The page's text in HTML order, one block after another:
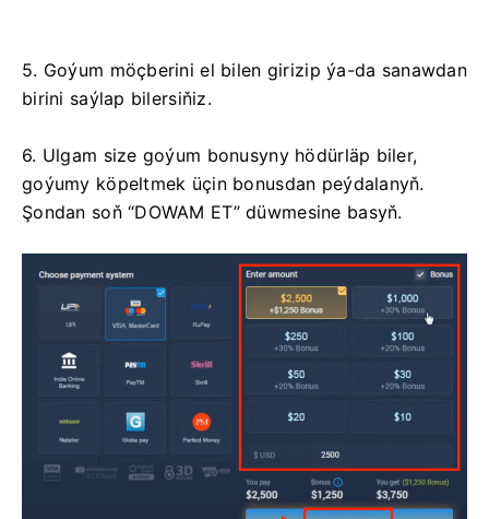
5. Goýum möçberini el bilen girizip ýa-da sanawdan
birini saýlap bilersiňiz.
6. Ulgam size goýum bonusyny hödürläp biler,
goýumy köpeltmek üçin bonusdan peýdalanyň.
Şondan soň “DOWAM ET” düwmesine basyň.